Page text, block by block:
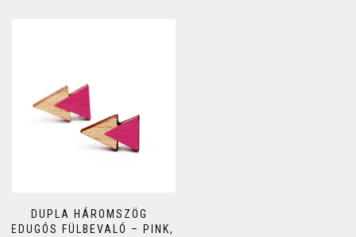
DUPLA HÁROMSZÖG
BEDUGÓS FÜLBEVALÓ – PINK,